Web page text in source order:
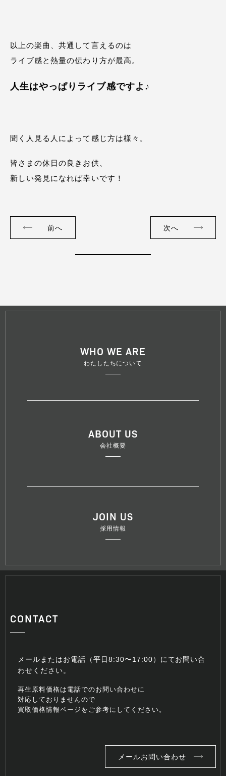
以上の楽曲、共通して言えるのは
ライブ感と熱量の伝わり方が最高。
人生はやっぱりライブ感ですよ♪
聞く人見る人によって感じ方は様々。
皆さまの休日の良きお供、
新しい発見になれば幸いです！
前へ 次へ
WHO WE ARE
わたしたちについて
ABOUT US
会社概要
JOIN US
採用情報
CONTACT
メールまたはお電話（平日8:30〜17:00）にてお問い合
わせください。
再生原料価格は電話でのお問い合わせに
対応しておりませんので
買取価格情報ページをご参考にしてください。
メールお問い合わせ